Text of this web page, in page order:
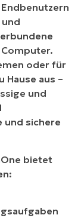
oder für
aus –
und
und sichere
bietet